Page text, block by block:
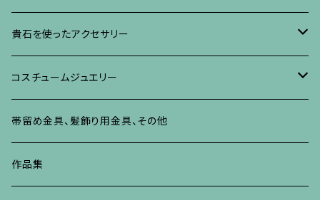
ブレスレット、その他
イヤリング、ピアス
ブローチ
イヤリング、ピアス
朴の木やポプラに蒔絵のアクセサリー
ブローチ
イヤリング・ピアス
その他の蒔絵のアクセサリー
ネックレス、ペンダント
リング
ブレスレット、バングル、その他
イヤリング、ピアス
ネックレス、ペンダント
リング
ブレスレット、バングル、その他
ブローチ
イヤリング、ピアス
ネックレス、ペンダント
ブレスレット、その他
貴石を使ったアクセサリー
ブローチ
イヤリング、ピアス
ネックレス、ペンダント
コスチュームジュエリー
ブローチ
イヤリング、ピアス
帯留め金具、髪飾り用金具、その他
作品集